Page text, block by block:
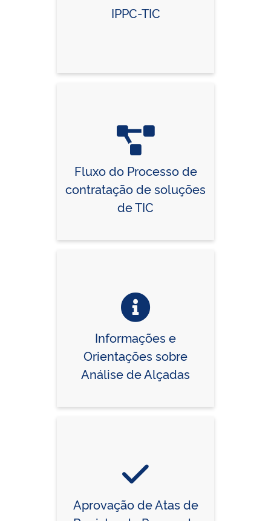
IPPC-TIC
Fluxo do Processo de
contratação de soluções
de TIC
Informações e
Orientações sobre
Análise de Alçadas
Aprovação de Atas de